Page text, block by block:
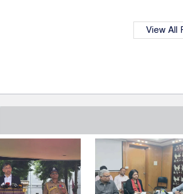
View All